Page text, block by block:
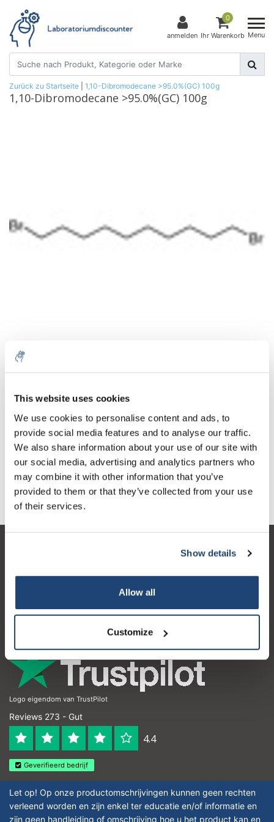
This website uses cookies
We use cookies to personalise content and ads, to
provide social media features and to analyse our traffic.
We also share information about your use of our site with
our social media, advertising and analytics partners who
may combine it with other information that you’ve
provided to them or that they’ve collected from your use
of their services.
Show details
Allow all
Customize
anmelden
0
Ihr Warenkorb Menu
Zurück zu Startseite 1,10-Dibromodecane >95.0%(GC) 100g
1,10-Dibromodecane >95.0%(GC) 100g
1 Stück exkl. MwSt.
€161,96
Inkl. MwSt.
Zum Warenkorb hinzufügen
Informationen
Mein Konto
Logo eigendom van TrustPilot
Reviews 273 - Gut
4.4
Geverifieerd bedrijf
Let op! Op onze productomschrijvingen kunnen geen rechten
verleend worden en zijn enkel ter educatie en/of informatie en
zijn geen handleiding of omschrijving hoe u het product kan en